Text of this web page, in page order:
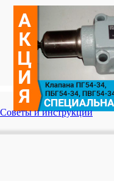
Советы и инструкции